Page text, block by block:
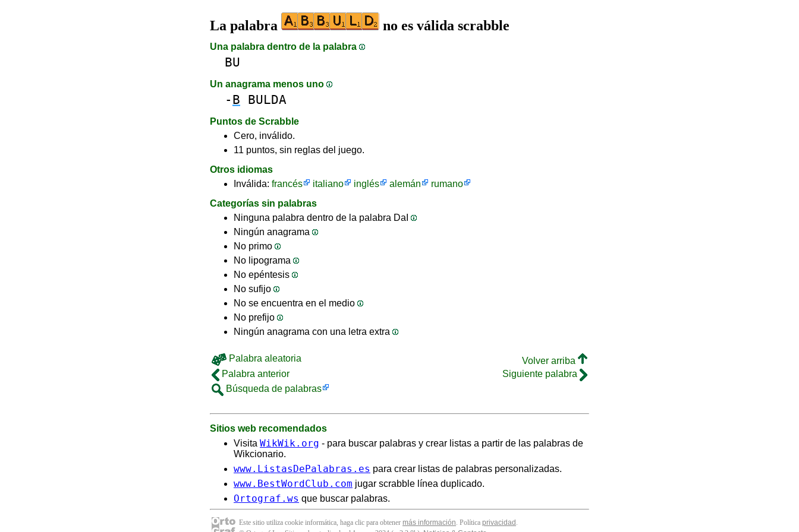
La palabra no es válida scrabble
Una palabra dentro de la palabra
BU
Un anagrama menos uno
- B BULDA
Puntos de Scrabble
Cero, inválido.
11 puntos, sin reglas del juego.
Otros idiomas
Inválida: francés italiano inglés alemán
rumano
Categorías sin palabras
Ninguna palabra dentro de la palabra DaI
Ningún anagrama
No primo
No lipograma
No epéntesis
No sufijo
No se encuentra en el medio
No prefijo
Ningún anagrama con una letra extra
Palabra aleatoria
Volver arriba
Palabra anterior
Siguiente palabra
Búsqueda de palabras
Sitios web recomendados
Visita WikWik.org - para buscar palabras y crear listas a partir de las palabras de
Wikcionario.
www.ListasDePalabras.es para crear listas de palabras personalizadas.
www.BestWordClub.com jugar scrabble línea duplicado.
Ortograf.ws que buscar palabras.
Este sitio utiliza cookie informática, haga clic para obtener más información. Política privacidad .